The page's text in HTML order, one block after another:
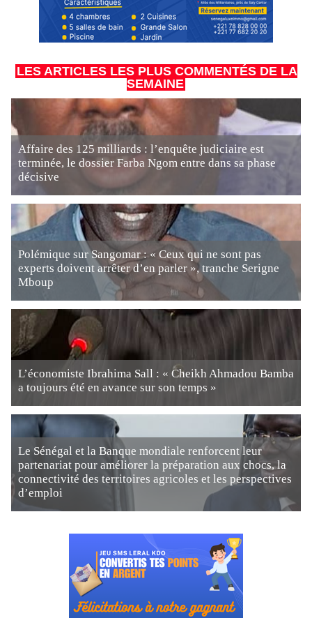
LES ARTICLES LES PLUS COMMENTÉS DE LA
SEMAINE
Affaire des 125 milliards : l’enquête judiciaire est
terminée, le dossier Farba Ngom entre dans sa phase
décisive
Polémique sur Sangomar : « Ceux qui ne sont pas
experts doivent arrêter d’en parler », tranche Serigne
Mboup
L’économiste Ibrahima Sall : « Cheikh Ahmadou Bamba
a toujours été en avance sur son temps »
Le Sénégal et la Banque mondiale renforcent leur
partenariat pour améliorer la préparation aux chocs, la
connectivité des territoires agricoles et les perspectives
d’emploi